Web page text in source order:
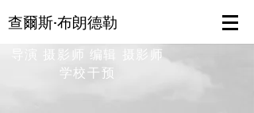
查爾斯·布朗德勒
导演 摄影师 编辑 摄影师
学校干预